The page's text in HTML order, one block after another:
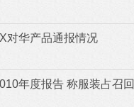
对华产品通报情况
年度报告 称服装占召